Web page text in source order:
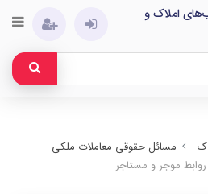
املاک و
مسائل حقوقی معاملات ملکی
موجر و مستاجر